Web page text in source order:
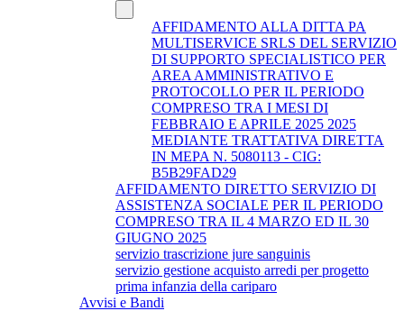
AFFIDAMENTO ALLA DITTA PA
MULTISERVICE SRLS DEL SERVIZIO
DI SUPPORTO SPECIALISTICO PER
AREA AMMINISTRATIVO E
PROTOCOLLO PER IL PERIODO
COMPRESO TRA I MESI DI
FEBBRAIO E APRILE 2025 2025
MEDIANTE TRATTATIVA DIRETTA
IN MEPA N. 5080113 - CIG:
B5B29FAD29
AFFIDAMENTO DIRETTO SERVIZIO DI
ASSISTENZA SOCIALE PER IL PERIODO
COMPRESO TRA IL 4 MARZO ED IL 30
GIUGNO 2025
servizio trascrizione jure sanguinis
servizio gestione acquisto arredi per progetto
prima infanzia della cariparo
Avvisi e Bandi